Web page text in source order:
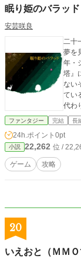
眠り姫のバラッド
安芸咲良
二十
夢を
年・
塔』
ない
てい
代わ
ファンタジー 完結 長
24h.ポイント 0pt
小説 22,262 位 /
ゲーム 攻略
20
いえおと（ＭＭ